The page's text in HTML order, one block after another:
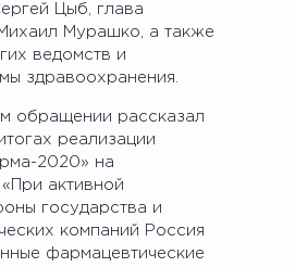
Цыб, глава
Мурашко, а также
ведомств и
здравоохранения.
обращении рассказал
реализации
2020» на
активной
государства и
компаний Россия
фармацевтические